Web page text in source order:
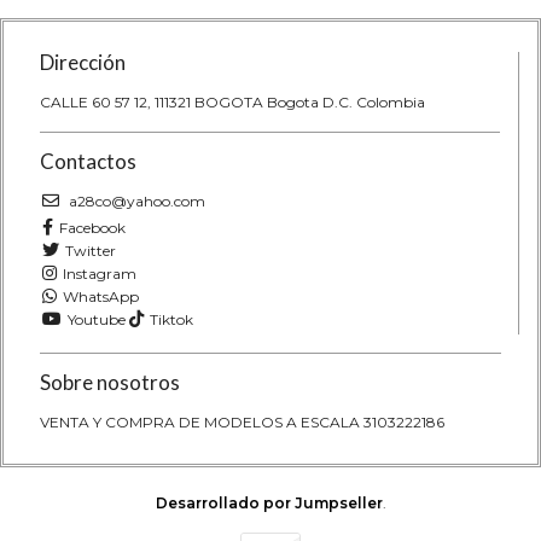
Dirección
CALLE 60 57 12, 111321 BOGOTA Bogota D.C. Colombia
Contactos
a28co@yahoo.com
Facebook
Twitter
Instagram
WhatsApp
Youtube
Tiktok
Sobre nosotros
VENTA Y COMPRA DE MODELOS A ESCALA 3103222186
Desarrollado por Jumpseller.